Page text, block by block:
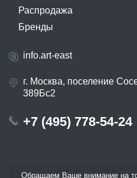
Распродажа
Бренды
info.art-east
г. Москва, поселение
389Бс2
+7 (495) 778-54-24
Обращаем Ваше внимание на